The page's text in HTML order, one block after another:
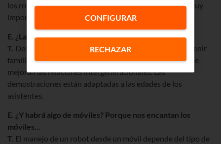
los robots, todo ello de una forma sencilla y divertida. Muy
importante:
no se necesitan conocimientos previos
E. ¿La demostración será para todas las edades?
T. Desde los 5 años, sin ningún límite de edad. Pueden venir
familias y por supuesto nuestros jóvenes jubilados: así se
mejoran las relaciones intergeneracionales. Las
demostraciones están adaptadas a las edades de los
asistentes.
E. ¿Y habrá algo de móviles? Porque nos encantan los
móviles…
T. El manejo de un robot desde un móvil depende del tipo de
CONFIGURAR
RECHAZAR